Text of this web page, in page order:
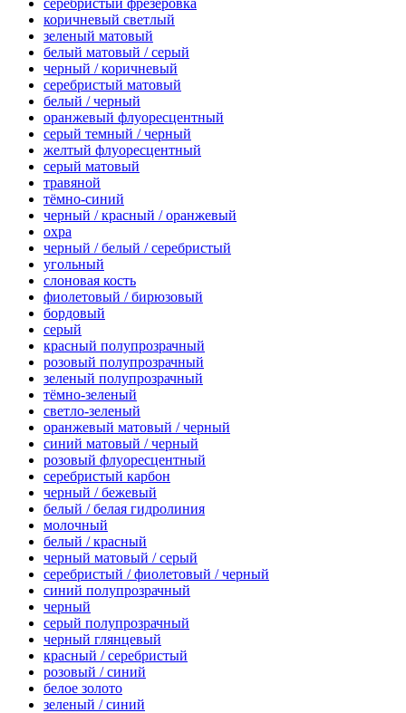
серебристый фрезеровка
коричневый светлый
зеленый матовый
белый матовый / серый
черный / коричневый
серебристый матовый
белый / черный
оранжевый флуоресцентный
серый темный / черный
желтый флуоресцентный
серый матовый
травяной
тёмно-синий
черный / красный / оранжевый
охра
черный / белый / серебристый
угольный
слоновая кость
фиолетовый / бирюзовый
бордовый
серый
красный полупрозрачный
розовый полупрозрачный
зеленый полупрозрачный
тёмно-зеленый
светло-зеленый
оранжевый матовый / черный
синий матовый / черный
розовый флуоресцентный
серебристый карбон
черный / бежевый
белый / белая гидролиния
молочный
белый / красный
черный матовый / серый
серебристый / фиолетовый / черный
синий полупрозрачный
черный
серый полупрозрачный
черный глянцевый
красный / серебристый
розовый / синий
белое золото
зеленый / синий